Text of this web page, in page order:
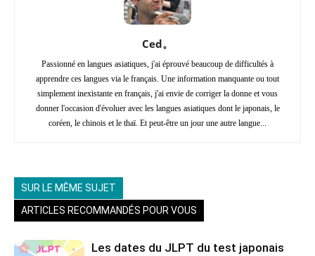
Ced。
Passionné en langues asiatiques, j'ai éprouvé beaucoup de difficultés à
apprendre ces langues via le français. Une information manquante ou tout
simplement inexistante en français, j'ai envie de corriger la donne et vous
donner l'occasion d'évoluer avec les langues asiatiques dont le japonais, le
coréen, le chinois et le thaï. Et peut-être un jour une autre langue...
SUR LE MÊME SUJET
ARTICLES RECOMMANDÉS POUR VOUS
Les dates du JLPT du test japonais